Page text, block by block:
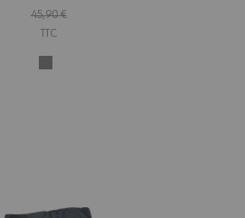
45,90 €
TTC